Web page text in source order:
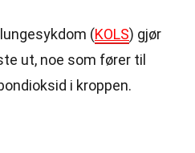
(KOLS) gjør
ut, noe som fører til
i kroppen.